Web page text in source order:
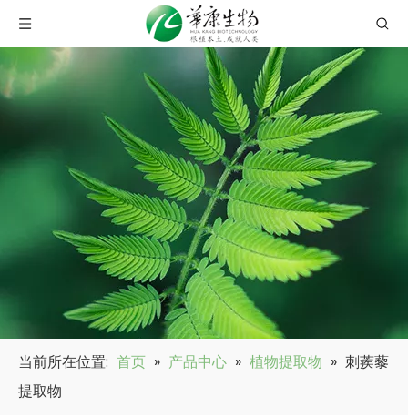
当前所在位置: 首页 » 产品中心 » 植物提取物 » 刺蒺藜
提取物